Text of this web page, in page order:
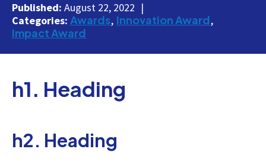
Published: August 22, 2022
Categories: Awards Innovation Award
Impact Award
h1. Heading
h2. Heading